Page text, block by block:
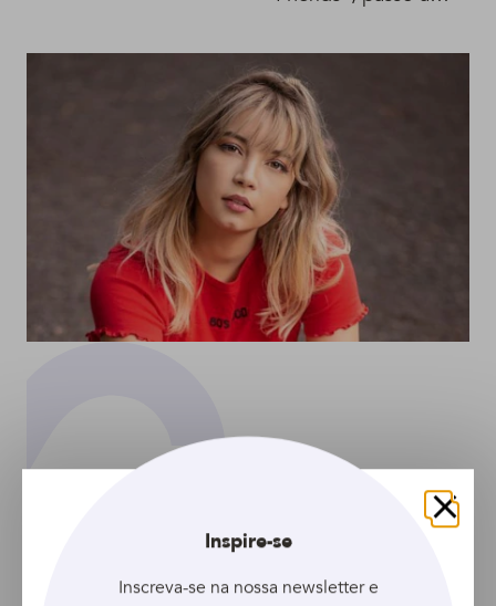
Selagem para cabelos
loiros: tudo o que você
Fechar
Inspire-se
Inscreva-se na nossa newsletter e